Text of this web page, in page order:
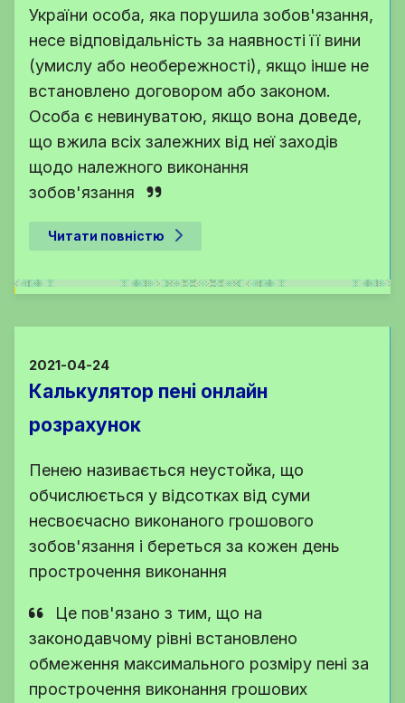
України особа, яка порушила зобов'язання,
несе відповідальність за наявності її вини
(умислу або необережності), якщо інше не
встановлено договором або законом.
Особа є невинуватою, якщо вона доведе,
що вжила всіх залежних від неї заходів
щодо належного виконання
зобов'язання
Читати повністю
2021-04-24
Калькулятор пені онлайн
розрахунок
Пенею називається неустойка, що
обчислюється у відсотках від суми
несвоєчасно виконаного грошового
зобов'язання і береться за кожен день
прострочення виконання
Це пов'язано з тим, що на
законодавчому рівні встановлено
обмеження максимального розміру пені за
прострочення виконання грошових